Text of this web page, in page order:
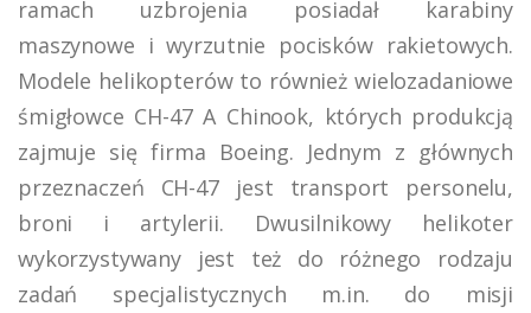
ramach uzbrojenia posiadał karabiny
maszynowe i wyrzutnie pocisków rakietowych.
Modele helikopterów to również wielozadaniowe
śmigłowce CH-47 A Chinook, których produkcją
zajmuje się firma Boeing. Jednym z głównych
przeznaczeń CH-47 jest transport personelu,
broni i artylerii. Dwusilnikowy helikoter
wykorzystywany jest też do różnego rodzaju
zadań specjalistycznych m.in. do misji